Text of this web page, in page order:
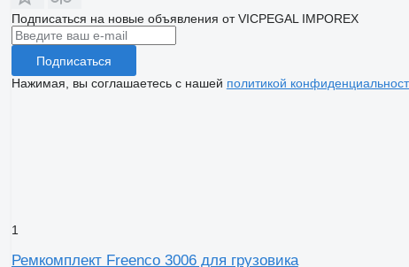
Подписаться на новые объявления от VICPEGAL IMPOREX
Подписаться
Нажимая, вы соглашаетесь с нашей политикой
1
Ремкомплект Freenco 3006 для грузовика